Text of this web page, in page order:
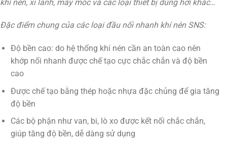
khí nén, xi lanh, máy móc và các loại thiết bị dùng hơi khác…
Đặc điểm chung của các loại đầu nối nhanh khí nén SNS:
Độ bền cao: do hệ thống khí nén cần an toàn cao nên
khớp nối nhanh được chế tạo cực chắc chắn và độ bền
cao
Được chế tạo bằng thép hoặc nhựa đặc chủng để gia tăng
độ bền
Các bộ phận như van, bi, lò xo được kết nối chắc chắn,
giúp tăng độ bền, dễ dàng sử dụng